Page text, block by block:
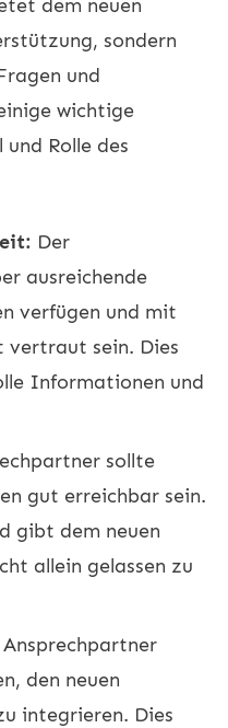
dem neuen
sondern
und
wichtige
Rolle des
Der
ausreichende
verfügen und mit
vertraut sein. Dies
Informationen und
sollte
gut erreichbar sein.
gibt dem neuen
allein gelassen zu
Ansprechpartner
den neuen
integrieren. Dies